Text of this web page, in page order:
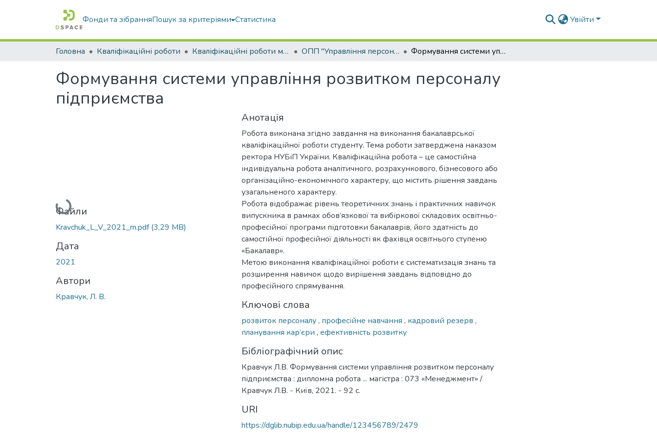
Фонди та зібранняПошук за критеріями Статистика Увійти
Головна Кваліфікаційні роботи Кваліфікаційні роботи магістрів ОПП "Управління персоналом" Формування системи управління розвитком персоналу підприємства
Формування системи управління розвитком персоналу
підприємства
Вантажиться...
Файли
Kravchuk_L_V_2021_m.pdf(3,29 MB)
Дата
2021
Автори
Кравчук, Л. В.
Анотація
Робота виконана згідно завдання на виконання бакалаврської
кваліфікаційної роботи студенту. Тема роботи затверджена наказом
ректора НУБіП України. Кваліфікаційна робота – це самостійна
індивідуальна робота аналітичного, розрахункового, бізнесового або
організаційно-економічного характеру, що містить рішення завдань
узагальненого характеру.
Робота відображає рівень теоретичних знань і практичних навичок
випускника в рамках обов’язкової та вибіркової складових освітньо-
професійної програми підготовки бакалаврів, його здатність до
самостійної професійної діяльності як фахівця освітнього ступеню
«Бакалавр».
Метою виконання кваліфікаційної роботи є систематизація знань та
розширення навичок щодо вирішення завдань відповідно до
професійного спрямування.
Ключові слова
розвиток персоналу, професійне навчання , кадровий резерв ,
планування кар’єри , ефективність розвитку
Бібліографічний опис
Кравчук Л.В. Формування системи управління розвитком персоналу
підприємства : дипломна робота ... магістра : 073 «Менеджмент» /
Кравчук Л.В. - Київ, 2021. - 92 с.
URI
https://dglib.nubip.edu.ua/handle/123456789/2479